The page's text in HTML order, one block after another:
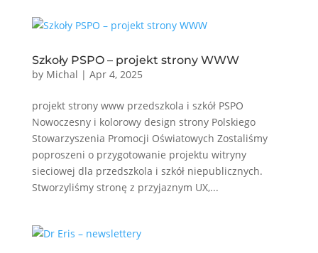
Szkoły PSPO – projekt strony WWW
by Michal | Apr 4, 2025
projekt strony www przedszkola i szkół PSPO
Nowoczesny i kolorowy design strony Polskiego
Stowarzyszenia Promocji Oświatowych Zostaliśmy
poproszeni o przygotowanie projektu witryny
sieciowej dla przedszkola i szkół niepublicznych.
Stworzyliśmy stronę z przyjaznym UX,...